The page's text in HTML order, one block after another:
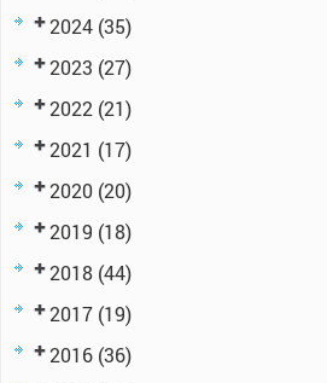
2024 (35)
2023 (27)
2022 (21)
2021 (17)
2020 (20)
2019 (18)
2018 (44)
2017 (19)
2016 (36)